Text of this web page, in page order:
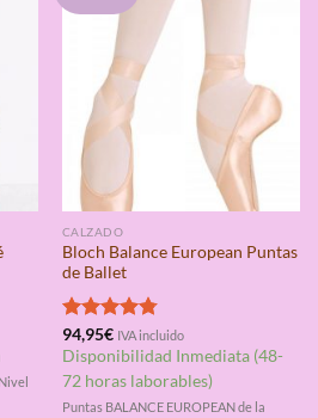
CALZADO
Bloch Balance European Puntas
de Ballet
Valorado
con4.75
de 5
94,95€ IVA incluido
Disponibilidad Inmediata (48-
72 horas laborables)
Puntas BALANCE EUROPEAN de la